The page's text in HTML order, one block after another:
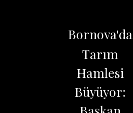
Bornova'da
Tarım
Hamlesi
Büyüyor: